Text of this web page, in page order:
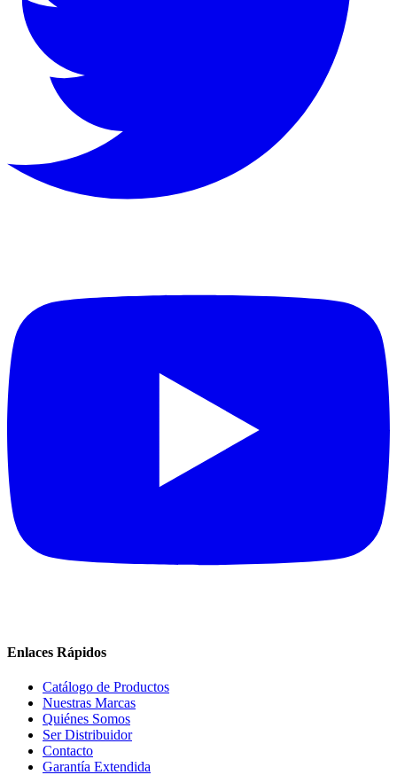
Enlaces Rápidos
Catálogo de Productos
Nuestras Marcas
Quiénes Somos
Ser Distribuidor
Contacto
Garantía Extendida